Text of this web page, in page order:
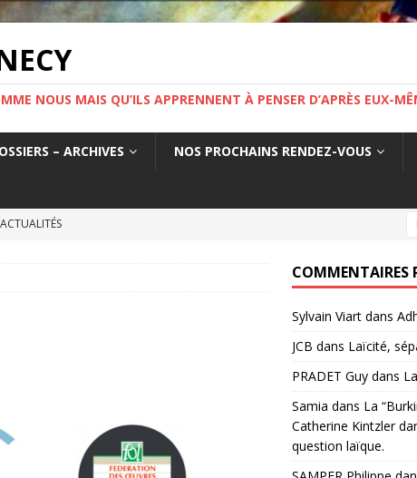
NOUS MAIS QU’ILS APPRENNENT À PENSER D’APRÈS EUX-
– ARCHIVES NOS PROCHAINS RENDEZ-VOUS
ACTUALITÉS
19 novembre 19h Salle Yvette Martinet
COMMENTAIRES
Sylvain Viartdans
JCB dans Laïcité,
PRADET Guydans
Samia dans La
Catherine Kintzler
question laïque.